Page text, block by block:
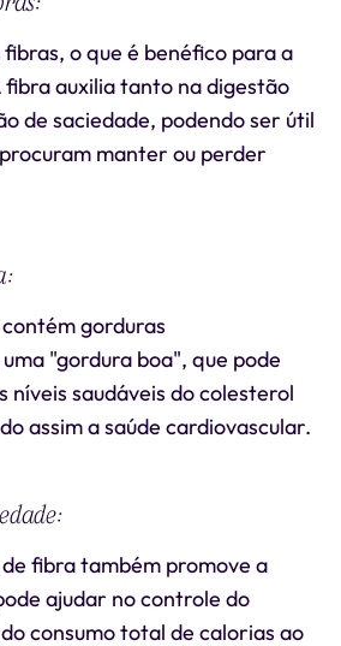
o que é benéfico para a
fibra auxilia tanto na digestão
de saciedade, podendo ser útil
manter ou perder
gorduras
"gordura boa", que pode
níveis saudáveis do colesterol
assim a saúde cardiovascular.
fibra também promove a
ajudar no controle do
consumo total de calorias ao